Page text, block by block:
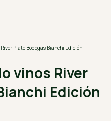
Plate Bodegas Bianchi Edición
vinos River
Edición